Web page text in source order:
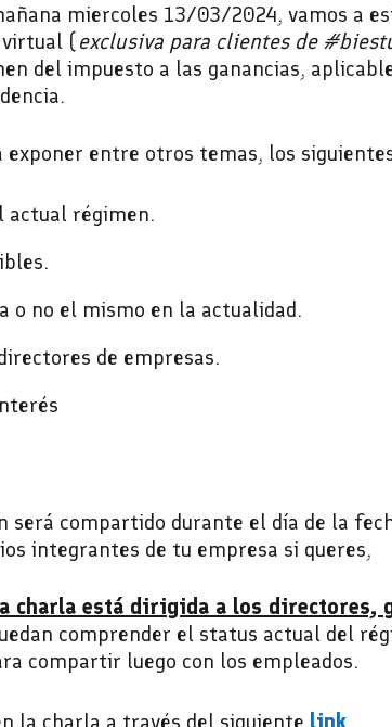
miercoles 13/03/2024, vamos a
virtual (exclusiva para clientes de
del impuesto a las ganancias,
exponer entre otros temas, los
actual régimen.
o no el mismo en la actualidad.
de empresas.
será compartido durante el día de la
integrantes de tu empresa si queres,
charla está dirigida a los directores,
comprender el status actual del
compartir luego con los empleados.
la charla a través del siguiente link